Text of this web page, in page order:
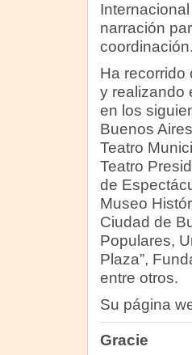
narración
coordinación.
Ha recorrido
y realizando
en los
Buenos
Teatro
Teatro
de
Museo
Ciudad de
Populares,
Plaza”,
entre otros.
Su página
Gracie